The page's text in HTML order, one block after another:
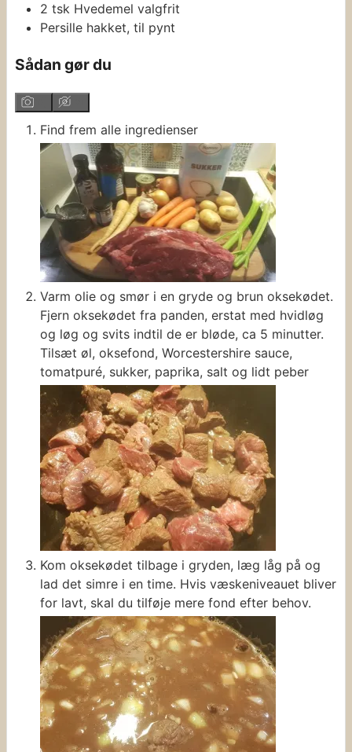
2 tsk Hvedemel valgfrit
Persille hakket, til pynt
Sådan gør du
Find frem alle ingredienser
Varm olie og smør i en gryde og brun oksekødet.
Fjern oksekødet fra panden, erstat med hvidløg
og løg og svits indtil de er bløde, ca 5 minutter.
Tilsæt øl, oksefond, Worcestershire sauce,
tomatpuré, sukker, paprika, salt og lidt peber
Kom oksekødet tilbage i gryden, læg låg på og
lad det simre i en time. Hvis væskeniveauet bliver
for lavt, skal du tilføje mere fond efter behov.